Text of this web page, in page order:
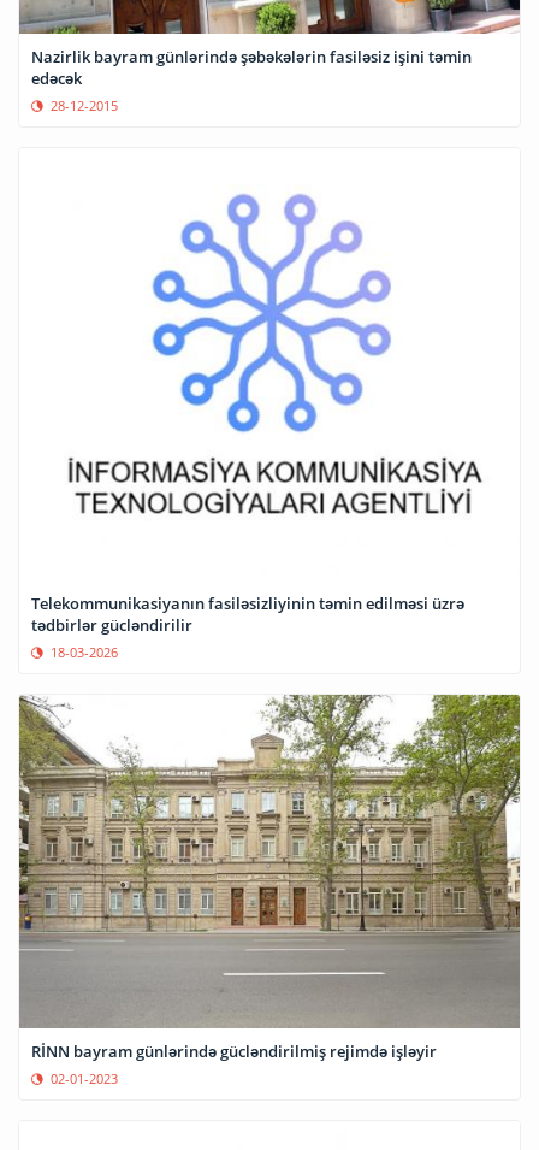
Nazirlik bayram günlərində şəbəkələrin fasiləsiz işini təmin
edəcək
28-12-2015
Telekommunikasiyanın fasiləsizliyinin təmin edilməsi üzrə
tədbirlər gücləndirilir
18-03-2026
RİNN bayram günlərində gücləndirilmiş rejimdə işləyir
02-01-2023